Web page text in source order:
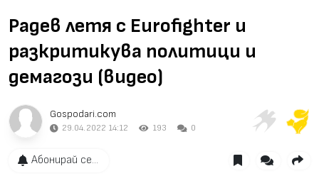
Video
Радев летя с Eurofighter и
разкритикува политици и
демагози (видео)
Gospodari.com
29.04.2022 14:12 193 0
Абонирай се...